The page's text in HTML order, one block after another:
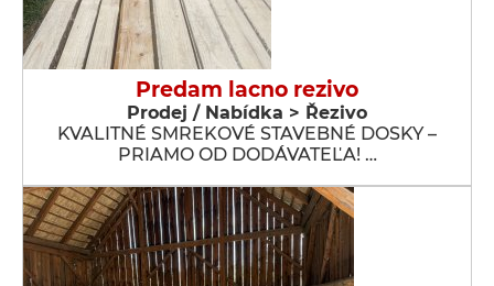
Predam lacno rezivo
Prodej / Nabídka > Řezivo
KVALITNÉ SMREKOVÉ STAVEBNÉ DOSKY –
PRIAMO OD DODÁVATEĽA! …